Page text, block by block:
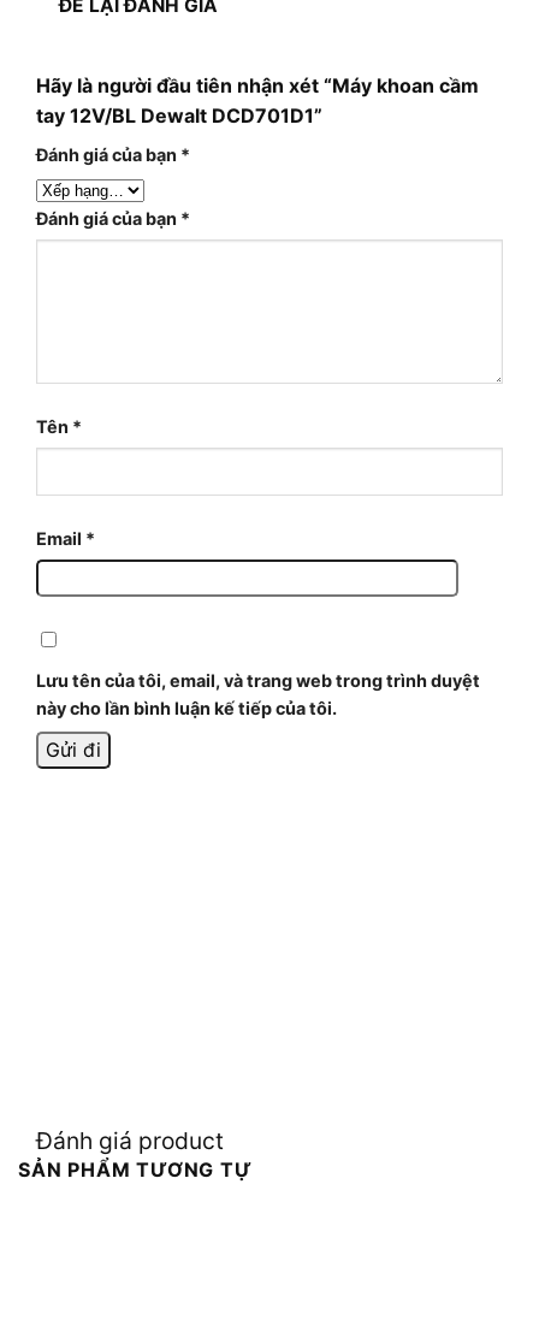
ĐỂ LẠI ĐÁNH GIÁ
Hãy là người đầu tiên nhận xét “Máy khoan cầm
tay 12V/BL Dewalt DCD701D1”
Đánh giá của bạn *
Đánh giá của bạn *
Tên *
Email *
Lưu tên của tôi, email, và trang web trong trình duyệt
này cho lần bình luận kế tiếp của tôi.
Đánh giá product
SẢN PHẨM TƯƠNG TỰ